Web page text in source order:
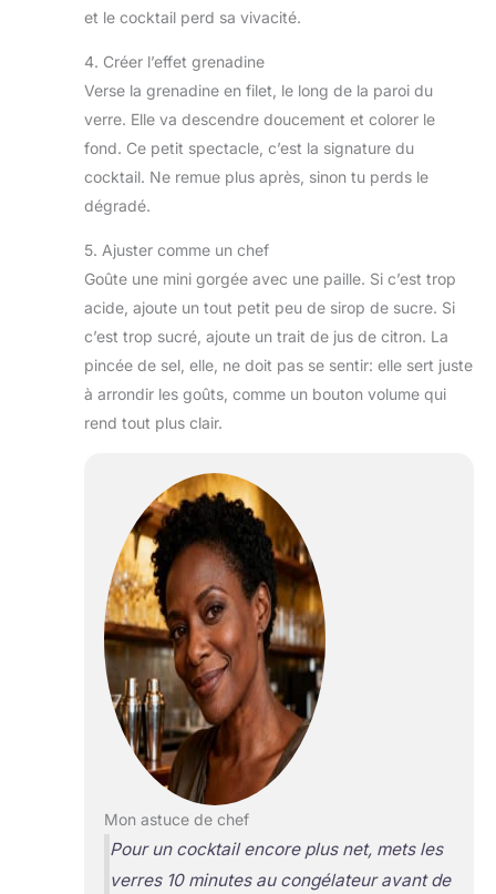
et le cocktail perd sa vivacité.
4. Créer l’effet grenadine
Verse la grenadine en filet, le long de la paroi du
verre. Elle va descendre doucement et colorer le
fond. Ce petit spectacle, c’est la signature du
cocktail. Ne remue plus après, sinon tu perds le
dégradé.
5. Ajuster comme un chef
Goûte une mini gorgée avec une paille. Si c’est trop
acide, ajoute un tout petit peu de sirop de sucre. Si
c’est trop sucré, ajoute un trait de jus de citron. La
pincée de sel, elle, ne doit pas se sentir: elle sert juste
à arrondir les goûts, comme un bouton volume qui
rend tout plus clair.
Mon astuce de chef
Pour un cocktail encore plus net, mets les
verres 10 minutes au congélateur avant de